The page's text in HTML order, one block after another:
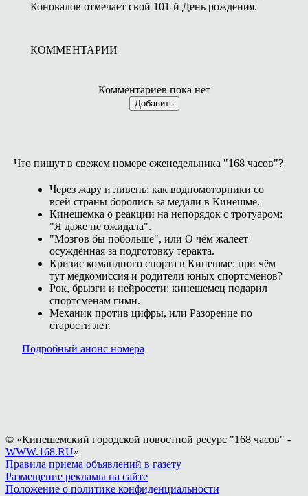
Коновалов отмечает свой 101-й День рождения.
КОММЕНТАРИИ
Комментариев пока нет
Добавить
Что пишут в свежем номере еженедельника "168 часов"?
Через жару и ливень: как водномоторники со
всей страны боролись за медали в Кинешме.
Кинешемка о реакции на непорядок с тротуаром:
"Я даже не ожидала".
"Мозгов бы побольше", или О чём жалеет
осуждённая за подготовку теракта.
Кризис командного спорта в Кинешме: при чём
тут медкомиссия и родители юных спортсменов?
Рок, брызги и нейросети: кинешемец подарил
спортсменам гимн.
Механик против цифры, или Разорение по
старости лет.
Подробный анонс номера
© «Кинешемский городской новостной ресурс "168 часов" -
WWW.168.RU»
Правила приема объявлений в газету
Размещение рекламы на сайте
Положение о политике конфиденциальности